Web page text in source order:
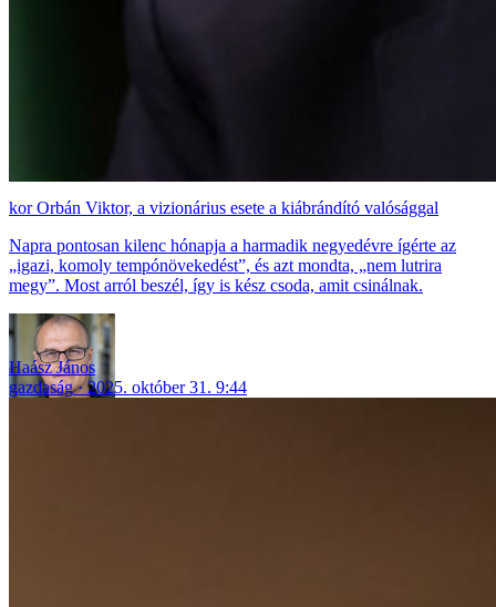
Orbán Viktor, a vizionárius esete a kiábrándító valósággal
Napra pontosan kilenc hónapja a harmadik negyedévre ígérte az
„igazi, komoly tempónövekedést”, és azt mondta, „nem lutrira
megy”. Most arról beszél, így is kész csoda, amit csinálnak.
Haász János
gazdaság
2025. október 31. 9:44